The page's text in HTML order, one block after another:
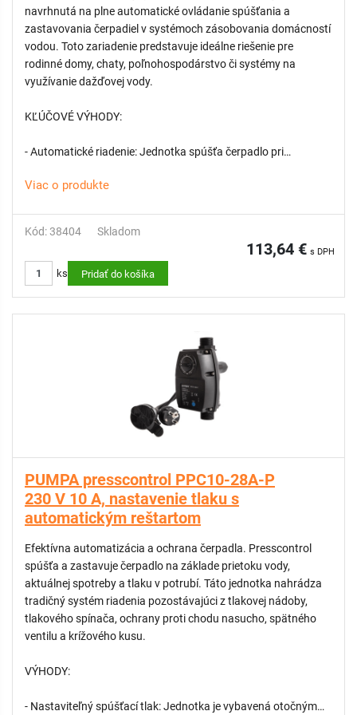
navrhnutá na plne automatické ovládanie spúšťania a
zastavovania čerpadiel v systémoch zásobovania domácností
vodou. Toto zariadenie predstavuje ideálne riešenie pre
rodinné domy, chaty, poľnohospodárstvo či systémy na
využívanie dažďovej vody.
KĽÚČOVÉ VÝHODY:
- Automatické riadenie: Jednotka spúšťa čerpadlo pri
kým trvá odber vody a je prítomný dostatočný prietok.
predchádza jeho prehriatiu a mechanickému poškodeniu.
- Auto-Restart: V prípade výpadku elektrickej energie alebo
dočasného prerušenia prevádzky sa zariadenie po obnovení
Inštalačný tip: Pre správnu funkciu musí byť jednotka
namontovaná vo vertikálnej polohe tak, aby šípky smeru toku
na telese smerovali nahor. Medzi čerpadlom a jednotkou PM
START sa nesmú nachádzať žiadne odberné miesta.
Viac o produkte
Kód: 38404 Skladom
113,64 € s DPH
ks Pridať do košíka
PUMPA presscontrol PPC10-28A-P
230 V 10 A, nastavenie tlaku s
automatickým reštartom
Efektívna automatizácia a ochrana čerpadla. Presscontrol
spúšťa a zastavuje čerpadlo na základe prietoku vody,
aktuálnej spotreby a tlaku v potrubí. Táto jednotka nahrádza
tradičný systém riadenia pozostávajúci z tlakovej nádoby,
tlakového spínača, ochrany proti chodu nasucho, spätného
ventilu a krížového kusu.
VÝHODY:
- Nastaviteľný spúšťací tlak: Jednotka je vybavená otočným